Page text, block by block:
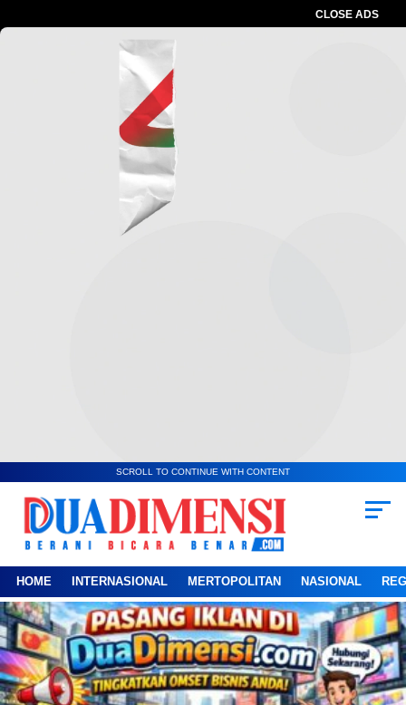
CLOSE ADS
SCROLL TO CONTINUE WITH CONTENT
HOME INTERNASIONAL MERTOPOLITAN NASIONAL
Advertesment